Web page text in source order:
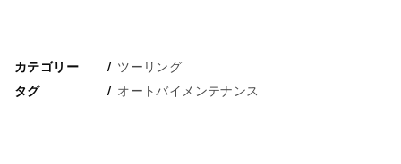
カテゴリー ツーリング
タグ オートバイメンテナンス